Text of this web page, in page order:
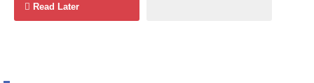
Read Later